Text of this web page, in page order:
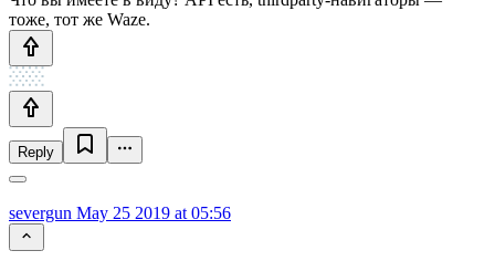
тоже, тот же Waze.
Reply
severgun May 25 2019 at 05:56